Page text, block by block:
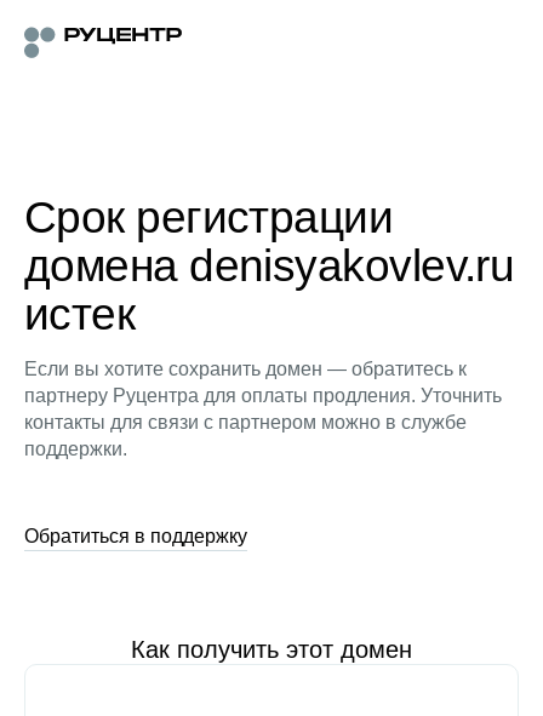
Срок регистрации
домена denisyakovlev.ru
истек
Если вы хотите сохранить домен — обратитесь к
партнеру Руцентра для оплаты продления. Уточнить
контакты для связи с партнером можно в службе
поддержки.
Обратиться в поддержку
Как получить этот домен